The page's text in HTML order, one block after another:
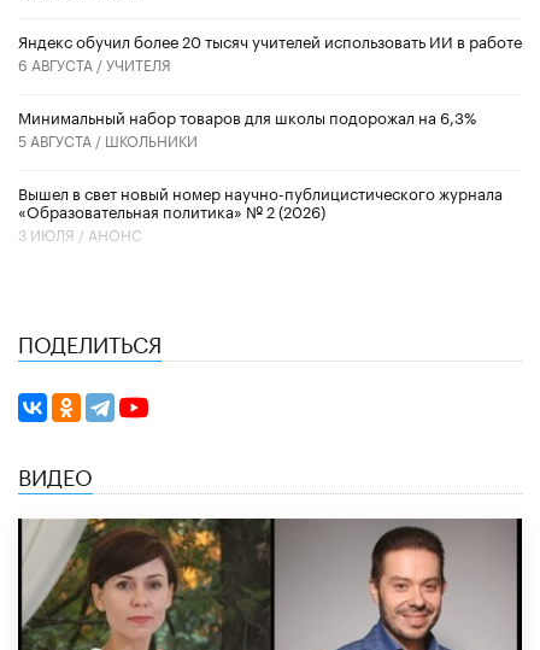
​Яндекс обучил более 20 тысяч учителей использовать ИИ в работе
6 АВГУСТА /УЧИТЕЛЯ
Минимальный набор товаров для школы подорожал на 6,3%
5 АВГУСТА / ШКОЛЬНИКИ
Вышел в свет новый номер научно-публицистического журнала
«Образовательная политика» № 2 (2026)
3 ИЮЛЯ / АНОНС
ПОДЕЛИТЬСЯ
ВИДЕО